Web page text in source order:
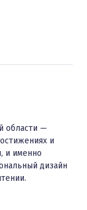
области —
и
и именно
дизайн